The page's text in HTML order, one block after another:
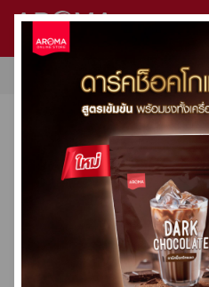
ไม่มีสิ
สิน
หน้า
โปร
การสั่งซื้
โปรโมชั่
เกี่ยว
ติดต่
สินค้าทั้งหมด
เครื่องชงกาแฟ / เครื่องบดก
เครื่องชงกาแฟ / เครื่องบดก
Fully-Automatic
Semi-Automatic
Product Setทั้งหมด
Capsuleทั้งหมด
Capsule Coffee Machineทั้
เมล็ดกาแฟคั่วทั้งหมด
Aroma Original Blend
Aroma Premium Blend
ผลิตภัณฑ์กลุ่มนมทั้งหมด
DaVinciทั้งหมด
Classic Syrup
True To Fruit Syrup
HARIOทั้งหมด
Milklabทั้งหมด
ทั้งหมด
ทั้งหมด
3 in 1 Express Cup
น้ำผลไม้ผสมเนื้อผลไม้ & ไซรัป
Fruit Concentrate
ผงสำเร็จรูปทั้งหมด
ผลิตภัณฑ์กลุ่มกาแฟ ทั้งหมด
ท๊อปปิ้งทั้งหมด
อุปกรณ์อื่นๆทั้งหมด
อะไหล่เครื่องชง
HARIO
สินค้า